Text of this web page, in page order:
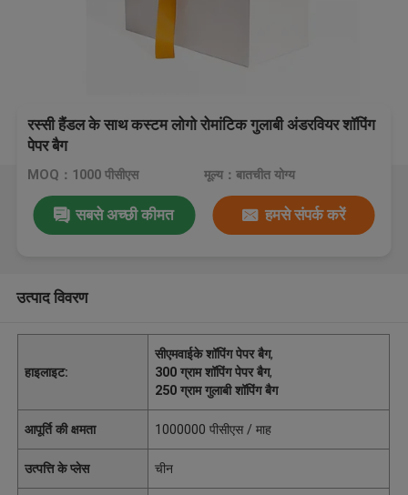
रस्सी हैंडल के साथ कस्टम लोगो रोमांटिक गुलाबी अंडरवियर शॉपिंग
पेपर बैग
MOQ：1000 पीसीएस मूल्य：बातचीत योग्य
सबसे अच्छी कीमत हमसे संपर्क करें
उत्पाद विवरण
हाइलाइट:
सीएमवाईके शॉपिंग पेपर बैग,
300 ग्राम शॉपिंग पेपर बैग,
250 ग्राम गुलाबी शॉपिंग बैग
आपूर्ति की क्षमता 1000000 पीसीएस / माह
उत्पत्ति के प्लेस चीन